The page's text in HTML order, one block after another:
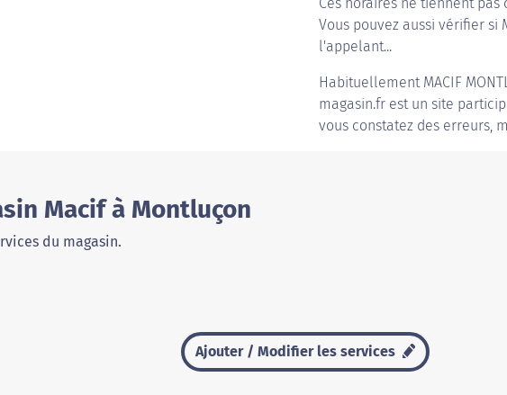
Vous pouvez aussi vérifier
l'appelant...
Habituellement MACIF
magasin.fr est un site
vous constatez des erreurs,
Macif à Montluçon
du magasin.
Ajouter / Modifier les services